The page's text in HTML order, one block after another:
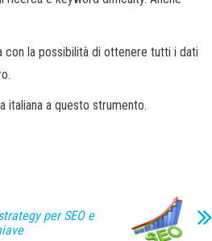
la possibilità di ottenere tutti i dati
italiana a questo strumento.
per SEO e